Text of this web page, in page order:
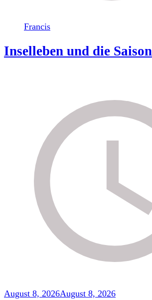
Francis
Inselleben und die Saison
August 8, 2026August 8, 2026